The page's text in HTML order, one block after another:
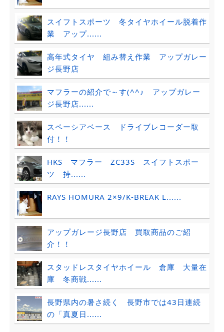
スイフトスポーツ 冬タイヤホイール脱着作
業 アップ......
高年式タイヤ 組み替え作業 アップガレー
ジ長野店
マフラーの紹介で～す(^^♪ アップガレー
ジ長野店......
スペーシアベース ドライブレコーダー取
付！！
HKS マフラー ZC33S スイフトスポー
ツ 持......
RAYS HOMURA 2×9/K-BREAK L......
アップガレージ長野店 買取商品のご紹
介！！
スタッドレスタイヤホイール 倉庫 大量在
庫 冬商戦......
長野県内の暑さ続く 長野市では43日連続
の「真夏日......